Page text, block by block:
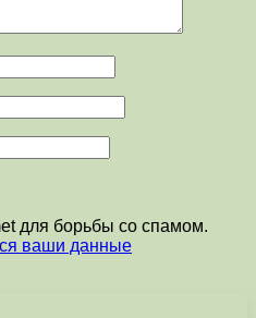
для борьбы со спамом.
ваши данные